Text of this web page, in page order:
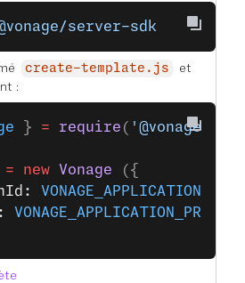
server-sdk
create-template.js
et
:
} = require ( '@vonage/
= new Vonage ({
VONAGE_APPLICATION_ID